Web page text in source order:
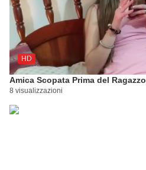
HD
Amica Scopata Prima del Ragazzo
8 visualizzazioni